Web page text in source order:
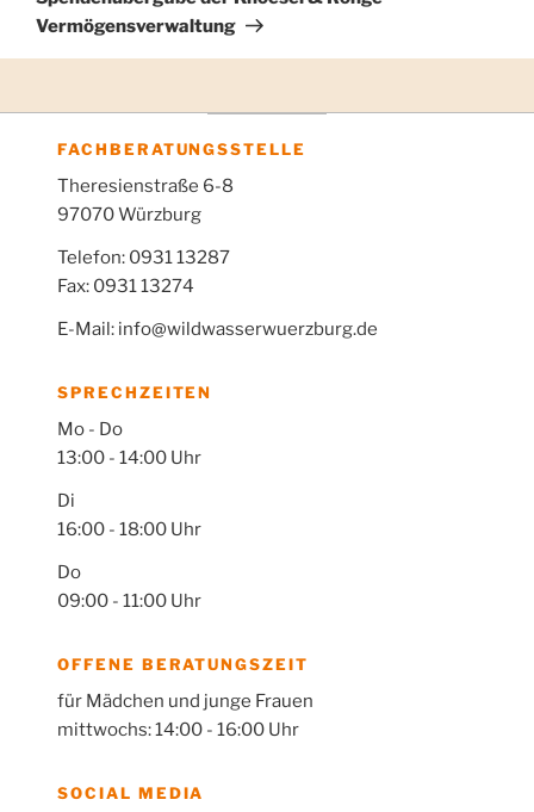
Vermögensverwaltung
FACHBERATUNGSSTELLE
Theresienstraße 6-8
97070 Würzburg
Telefon: 0931 13287
Fax: 0931 13274
E-Mail: info@wildwasserwuerzburg.de
SPRECHZEITEN
Mo - Do
13:00 - 14:00 Uhr
Di
16:00 - 18:00 Uhr
Do
09:00 - 11:00 Uhr
OFFENE BERATUNGSZEIT
für Mädchen und junge Frauen
mittwochs: 14:00 - 16:00 Uhr
SOCIAL MEDIA